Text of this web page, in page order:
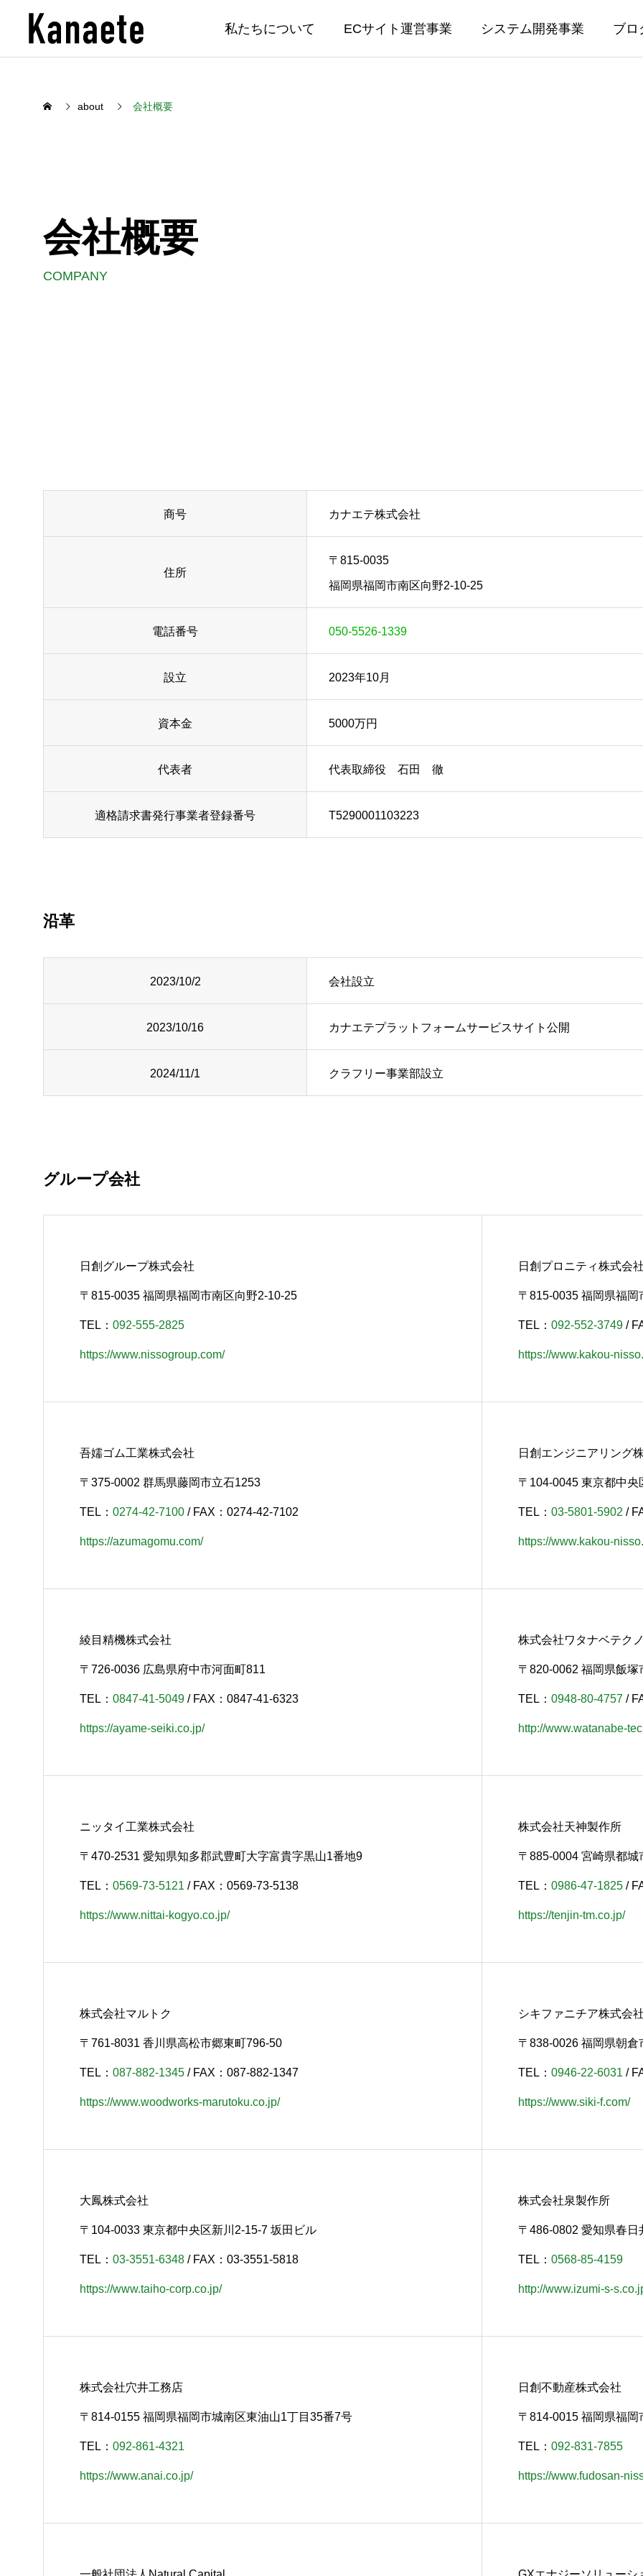
私たちについて ECサイト運営事業 システム開発事業 ブロ
about 会社概要
会社概要
COMPANY
商号 カナエテ株式会社
住所
〒815-0035
福岡県福岡市南区向野2-10-25
電話番号 050-5526-1339
設立 2023年10月
資本金 5000万円
代表者 代表取締役 石田 徹
適格請求書発行事業者登録番号 T5290001103223
沿革
2023/10/2 会社設立
2023/10/16 カナエテプラットフォームサービスサイト公開
2024/11/1 クラフリー事業部設立
グループ会社
日創グループ株式会社
〒815-0035 福岡県福岡市南区向野2-10-25
TEL： 092-555-2825
https://www.nissogroup.com/
日創プロニティ株式会
〒815-0035 福岡県福
TEL： 092-552-3749 /
https://www.kakou-
吾嬬ゴム工業株式会社
〒375-0002 群馬県藤岡市立石1253
TEL： 0274-42-7100 / FAX：0274-42-7102
https://azumagomu.com/
日創エンジニアリング
〒104-0045 東京都中
TEL： 03-5801-5902 /
https://www.kakou-
綾目精機株式会社
〒726-0036 広島県府中市河面町811
TEL： 0847-41-5049 / FAX：0847-41-6323
https://ayame-seiki.co.jp/
株式会社ワタナベテク
〒820-0062 福岡県飯
TEL： 0948-80-4757 /
http://www.watanabe-
ニッタイ工業株式会社
〒470-2531 愛知県知多郡武豊町大字富貴字黒山1番地9
TEL： 0569-73-5121 / FAX：0569-73-5138
https://www.nittai-kogyo.co.jp/
株式会社天神製作所
〒885-0004 宮崎県都城
TEL： 0986-47-1825 /
https://tenjin-tm.co.jp/
株式会社マルトク
〒761-8031 香川県高松市郷東町796-50
TEL： 087-882-1345 / FAX：087-882-1347
https://www.woodworks-marutoku.co.jp/
シキファニチア株式会
〒838-0026 福岡県朝倉
TEL： 0946-22-6031 /
https://www.siki-f.com/
大鳳株式会社
〒104-0033 東京都中央区新川2-15-7 坂田ビル
TEL： 03-3551-6348 / FAX：03-3551-5818
https://www.taiho-corp.co.jp/
株式会社泉製作所
〒486-0802 愛知県春
TEL： 0568-85-4159
http://www.izumi-s-
株式会社穴井工務店
〒814-0155 福岡県福岡市城南区東油山1丁目35番7号
TEL： 092-861-4321
https://www.anai.co.jp/
日創不動産株式会社
〒814-0015 福岡県福
TEL： 092-831-7855
https://www.fudosan-